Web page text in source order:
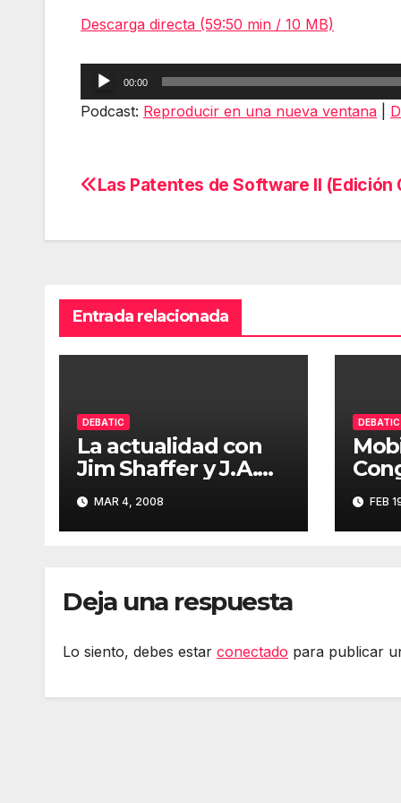
Descarga directa (59:50 min / 10 MB)
Reproductor
de
00:00
Podcast: Reproducir en una nueva ventana
Navegación
Las Patentes de Software II (Edición
Entrada relacionada
DEBATIC
La actualidad con
Jim Shaffer y J.A.
Lejarza (Edición 39)
MAR 4, 2008
DEBATIC
FEB
Deja una respuesta
Lo siento, debes estar conectado para publicar